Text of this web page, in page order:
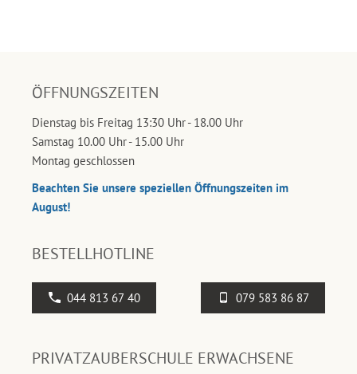
ÖFFNUNGSZEITEN
Dienstag bis Freitag 13:30 Uhr - 18.00 Uhr
Samstag 10.00 Uhr - 15.00 Uhr
Montag geschlossen
Beachten Sie unsere speziellen Öffnungszeiten im
August!
BESTELLHOTLINE
044 813 67 40 079 583 86 87
PRIVATZAUBERSCHULE ERWACHSENE